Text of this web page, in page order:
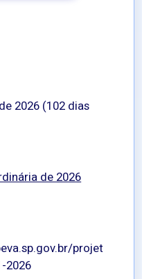
2026 (102 dias
de 2026
projet
2026